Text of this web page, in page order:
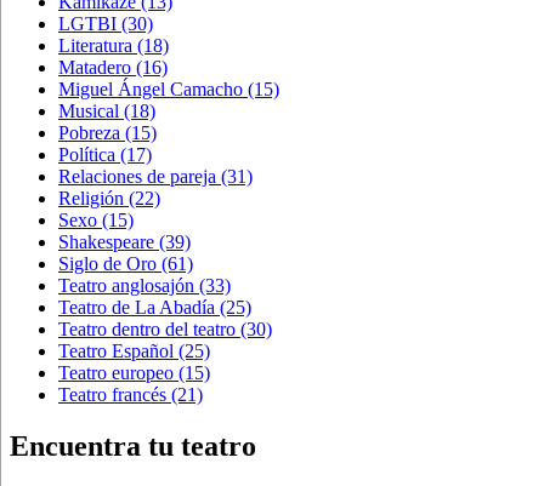
LGTBI (30)
Literatura (18)
Matadero (16)
Miguel Ángel Camacho (15)
Musical (18)
Pobreza (15)
Política (17)
Relaciones de pareja (31)
Religión (22)
Sexo (15)
Shakespeare (39)
Siglo de Oro (61)
Teatro anglosajón (33)
Teatro de La Abadía (25)
Teatro dentro del teatro (30)
Teatro Español (25)
Teatro europeo (15)
Teatro francés (21)
Encuentra tu teatro